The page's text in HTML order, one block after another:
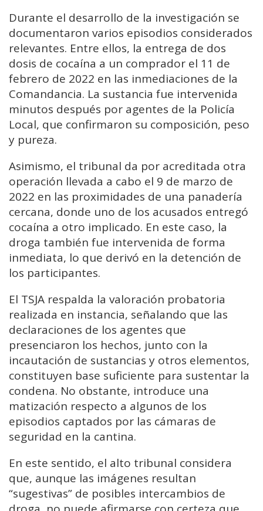
Durante el desarrollo de la investigación se
documentaron varios episodios considerados
relevantes. Entre ellos, la entrega de dos
dosis de cocaína a un comprador el 11 de
febrero de 2022 en las inmediaciones de la
Comandancia. La sustancia fue intervenida
minutos después por agentes de la Policía
Local, que confirmaron su composición, peso
y pureza.
Asimismo, el tribunal da por acreditada otra
operación llevada a cabo el 9 de marzo de
2022 en las proximidades de una panadería
cercana, donde uno de los acusados entregó
cocaína a otro implicado. En este caso, la
droga también fue intervenida de forma
inmediata, lo que derivó en la detención de
los participantes.
El TSJA respalda la valoración probatoria
realizada en instancia, señalando que las
declaraciones de los agentes que
presenciaron los hechos, junto con la
incautación de sustancias y otros elementos,
constituyen base suficiente para sustentar la
condena. No obstante, introduce una
matización respecto a algunos de los
episodios captados por las cámaras de
seguridad en la cantina.
En este sentido, el alto tribunal considera
que, aunque las imágenes resultan
“sugestivas” de posibles intercambios de